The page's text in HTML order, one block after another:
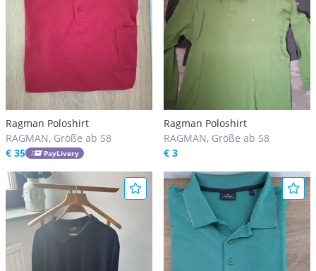
Ragman Poloshirt
RAGMAN, Größe ab 58
€ 35
PayLivery
Ragman Poloshirt
RAGMAN, Größe ab 58
€ 3